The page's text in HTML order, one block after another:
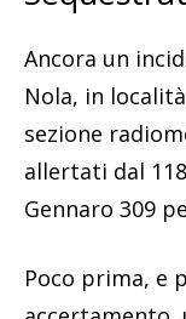
Ancora un
Nola, in
sezione
allertati dal
Gennaro 309
Poco prima, e